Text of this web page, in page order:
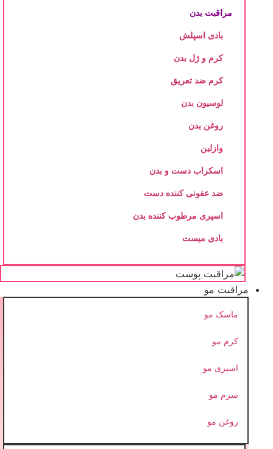
مراقبت بدن
بادی اسپلش
کرم و ژل بدن
کرم ضد تعریق
لوسیون بدن
روغن بدن
وازلین
اسکراب دست و بدن
ضد عفونی کننده دست
اسپری مرطوب کننده بدن
بادی میست
مراقبت مو
ماسک مو
کرم مو
اسپری مو
سرم مو
روغن مو